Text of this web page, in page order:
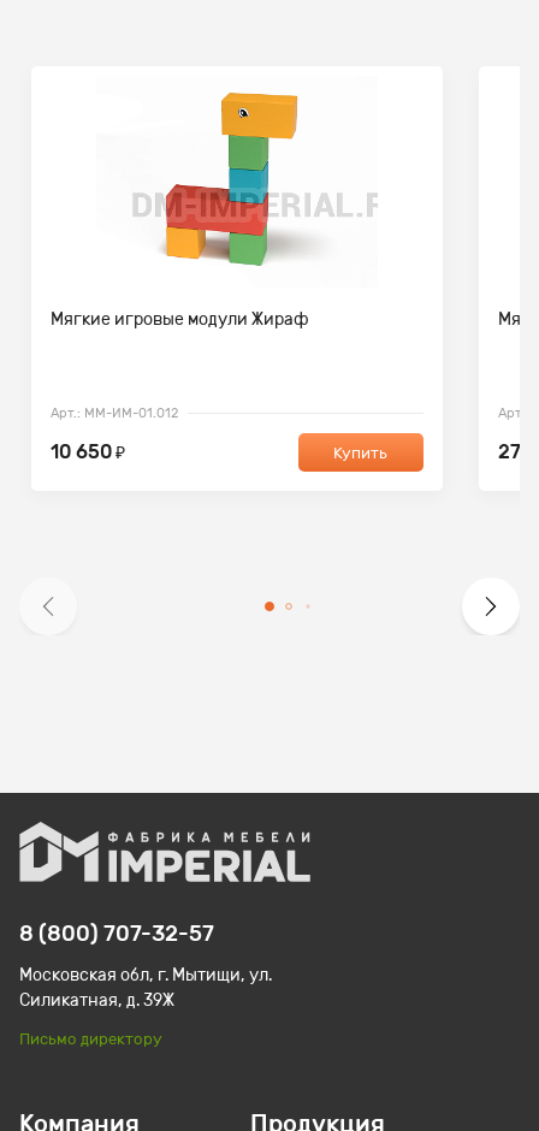
Мягкие игровые модули Жираф
Арт.: ММ-ИМ-01.012
10 650₽ Купить
Арт.:
27
Компания Продукция
8 (800) 707-32-57
Московская обл, г. Мытищи, ул.
Силикатная, д. 39Ж
Письмо директору